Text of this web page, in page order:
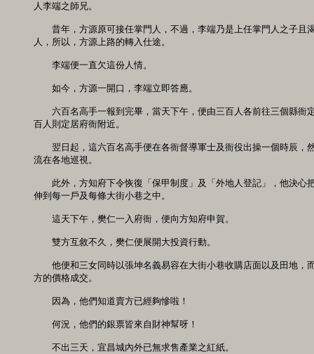
人李端之師兄。
昔年，方源原可接任掌門人，不過，李端乃是上任掌門人之子且
人，所以，方源上路的轉入仕途。
李端便一直欠這份人情。
如今，方源一開口，李端立即答應。
六百名高手一報到完畢，當天下午，便由三百人各前往三個縣衙
百人則定居府衙附近。
翌日起，這六百名高手便在各衙督導軍士及衙役出操一個時辰，
流在各地巡視。
此外，方知府下令恢復「保甲制度」及「外地人登記」，他決心
伸到每一戶及每條大街小巷之中。
這天下午，樊仁一入府衙，便向方知府申賀。
雙方互敘不久，樊仁便展開大投資行動。
他便和三女同時以張坤名義易容在大街小巷收購店面以及田地，
方的價格成交。
因為，他們知道賣方已經夠慘啦！
何況，他們的銀票皆來自財神幫呀！
不出三天，宜昌城內外已無求售產業之紅紙。